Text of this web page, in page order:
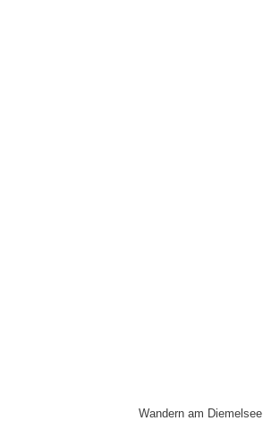
Wandern am Diemelsee